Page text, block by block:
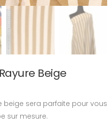
Beige
beige sera parfaite pour vous
sur mesure.